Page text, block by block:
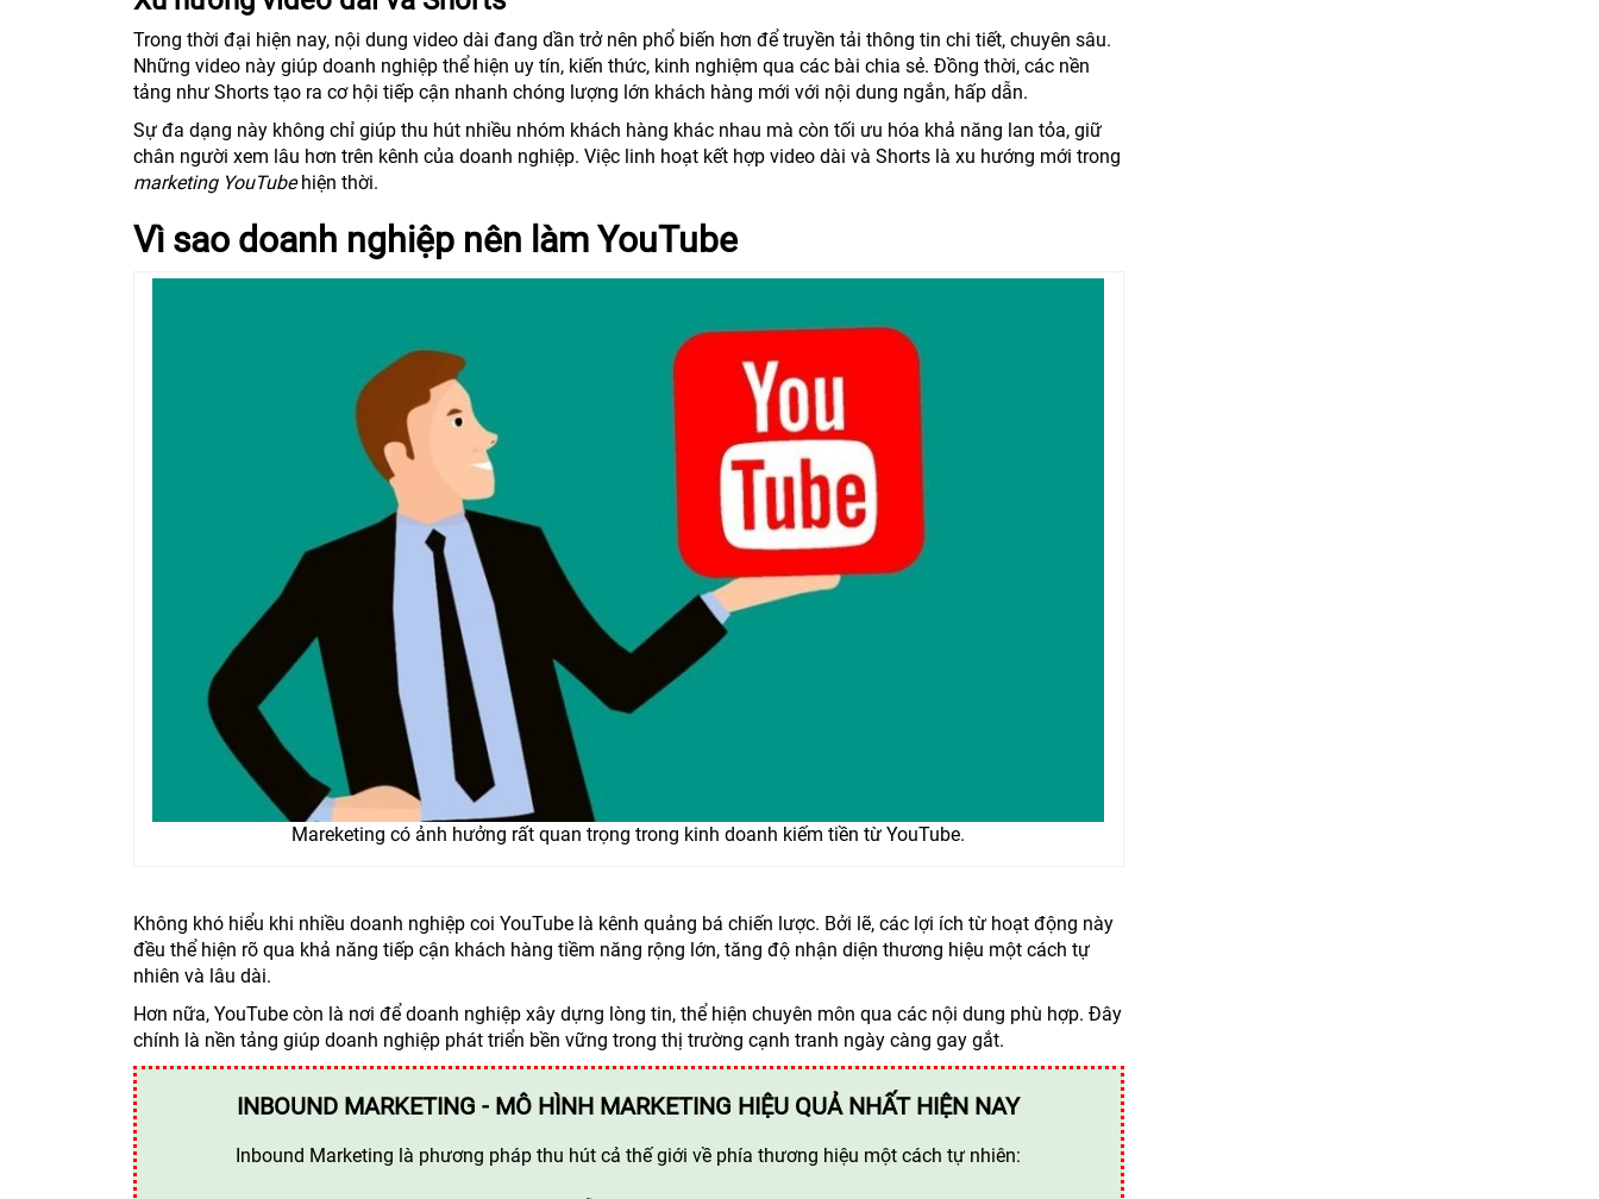
Trong thời đại hiện nay, nội dung video dài đang dần trở nên phổ biến hơn để truyền tải thông tin chi tiết, chuyên sâu.
Những video này giúp doanh nghiệp thể hiện uy tín, kiến thức, kinh nghiệm qua các bài chia sẻ. Đồng thời, các nền
tảng như Shorts tạo ra cơ hội tiếp cận nhanh chóng lượng lớn khách hàng mới với nội dung ngắn, hấp dẫn.
Sự đa dạng này không chỉ giúp thu hút nhiều nhóm khách hàng khác nhau mà còn tối ưu hóa khả năng lan tỏa, giữ
chân người xem lâu hơn trên kênh của doanh nghiệp. Việc linh hoạt kết hợp video dài và Shorts là xu hướng mới trong
marketing YouTubehiện thời.
Vì sao doanh nghiệp nên làm YouTube
Mareketing có ảnh hưởng rất quan trọng trong kinh doanh kiếm tiền từ YouTube.
Không khó hiểu khi nhiều doanh nghiệp coi YouTube là kênh quảng bá chiến lược. Bởi lẽ, các lợi ích từ hoạt động này
đều thể hiện rõ qua khả năng tiếp cận khách hàng tiềm năng rộng lớn, tăng độ nhận diện thương hiệu một cách tự
nhiên và lâu dài.
Hơn nữa, YouTube còn là nơi để doanh nghiệp xây dựng lòng tin, thể hiện chuyên môn qua các nội dung phù hợp. Đây
chính là nền tảng giúp doanh nghiệp phát triển bền vững trong thị trường cạnh tranh ngày càng gay gắt.
INBOUND MARKETING - MÔ HÌNH MARKETING HIỆU QUẢ NHẤT HIỆN NAY
Inbound Marketing là phương pháp thu hút cả thế giới về phía thương hiệu một cách tự nhiên: